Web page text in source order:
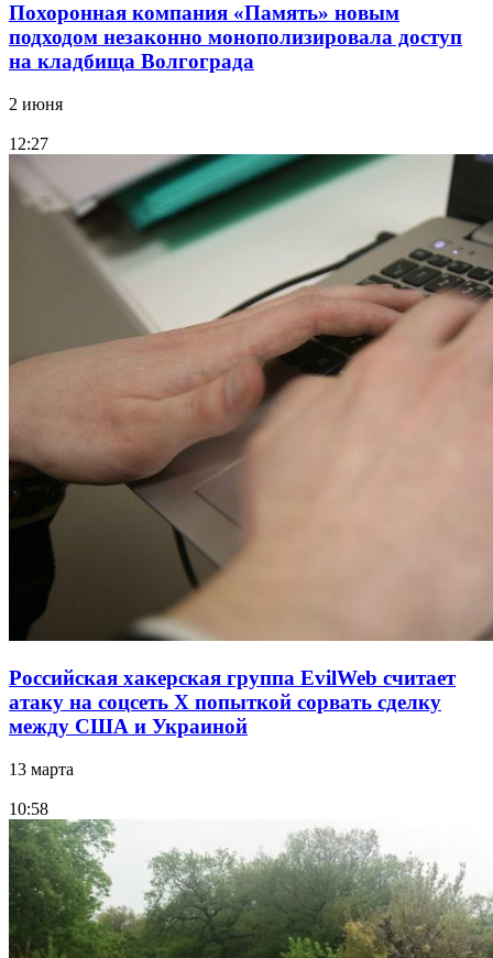
Похоронная компания «Память» новым
подходом незаконно монополизировала доступ
на кладбища Волгограда
2 июня
12:27
Российская хакерская группа EvilWeb считает
атаку на соцсеть Х попыткой сорвать сделку
между США и Украиной
13 марта
10:58